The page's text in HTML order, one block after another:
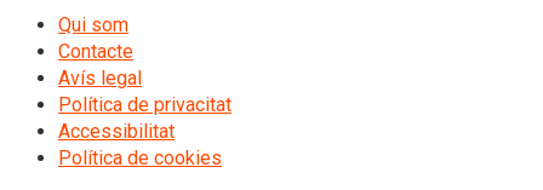
Qui som
Contacte
Avís legal
Política de privacitat
Accessibilitat
Política de cookies